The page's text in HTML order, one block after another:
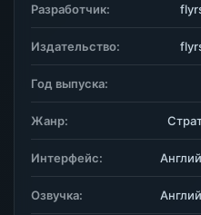
Разработчик:
Издательство:
Год выпуска:
Жанр:
Интерфейс:
Озвучка: